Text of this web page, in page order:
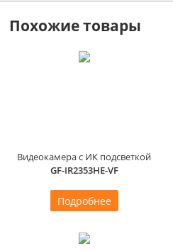
Похожие товары
Видеокамера с ИК подсветкой
GF-IR2353HE-VF
Подробнее